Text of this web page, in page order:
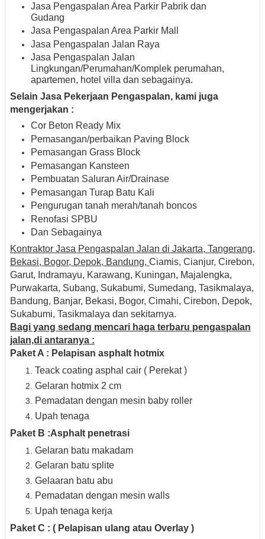
Jasa Pengaspalan Area Parkir Pabrik dan
Gudang
Jasa Pengaspalan Area Parkir Mall
Jasa Pengaspalan Jalan Raya
Jasa Pengaspalan Jalan
Lingkungan/Perumahan/Komplek perumahan,
apartemen, hotel villa dan sebagainya.
Selain Jasa Pekerjaan Pengaspalan, kami juga
mengerjakan :
Cor Beton Ready Mix
Pemasangan/perbaikan Paving Block
Pemasangan Grass Block
Pemasangan Kansteen
Pembuatan Saluran Air/Drainase
Pemasangan Turap Batu Kali
Pengurugan tanah merah/tanah boncos
Renofasi SPBU
Dan Sebagainya
Kontraktor Jasa Pengaspalan Jalan di Jakarta, Tangerang,
Bekasi, Bogor, Depok, Bandung, Ciamis, Cianjur, Cirebon,
Garut, Indramayu, Karawang, Kuningan, Majalengka,
Purwakarta, Subang, Sukabumi, Sumedang, Tasikmalaya,
Bandung, Banjar, Bekasi, Bogor, Cimahi, Cirebon, Depok,
Sukabumi, Tasikmalaya dan sekitarnya.
Bagi yang sedang mencari haga terbaru pengaspalan
jalan,di antaranya :
Paket A : Pelapisan asphalt hotmix
Teack coating asphal cair ( Perekat )
Gelaran hotmix 2 cm
Pemadatan dengan mesin baby roller
Upah tenaga
Paket B :Asphalt penetrasi
Gelaran batu makadam
Gelaran batu splite
Gelaaran batu abu
Pemadatan dengan mesin walls
Upah tenaga kerja
Paket C : ( Pelapisan ulang atau Overlay )